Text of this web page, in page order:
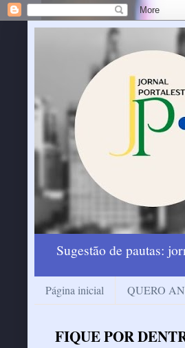
Sugestão de pautas:
Página inicial QUERO
FIQUE POR